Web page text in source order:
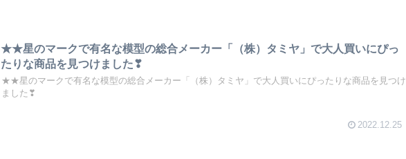
★★星のマークで有名な模型の総合メーカー「（株）タミヤ」で大人買いにぴっ
たりな商品を見つけました❣
★★星のマークで有名な模型の総合メーカー「（株）タミヤ」で大人買いにぴったりな商品を見つけ
ました❣
2022.12.25